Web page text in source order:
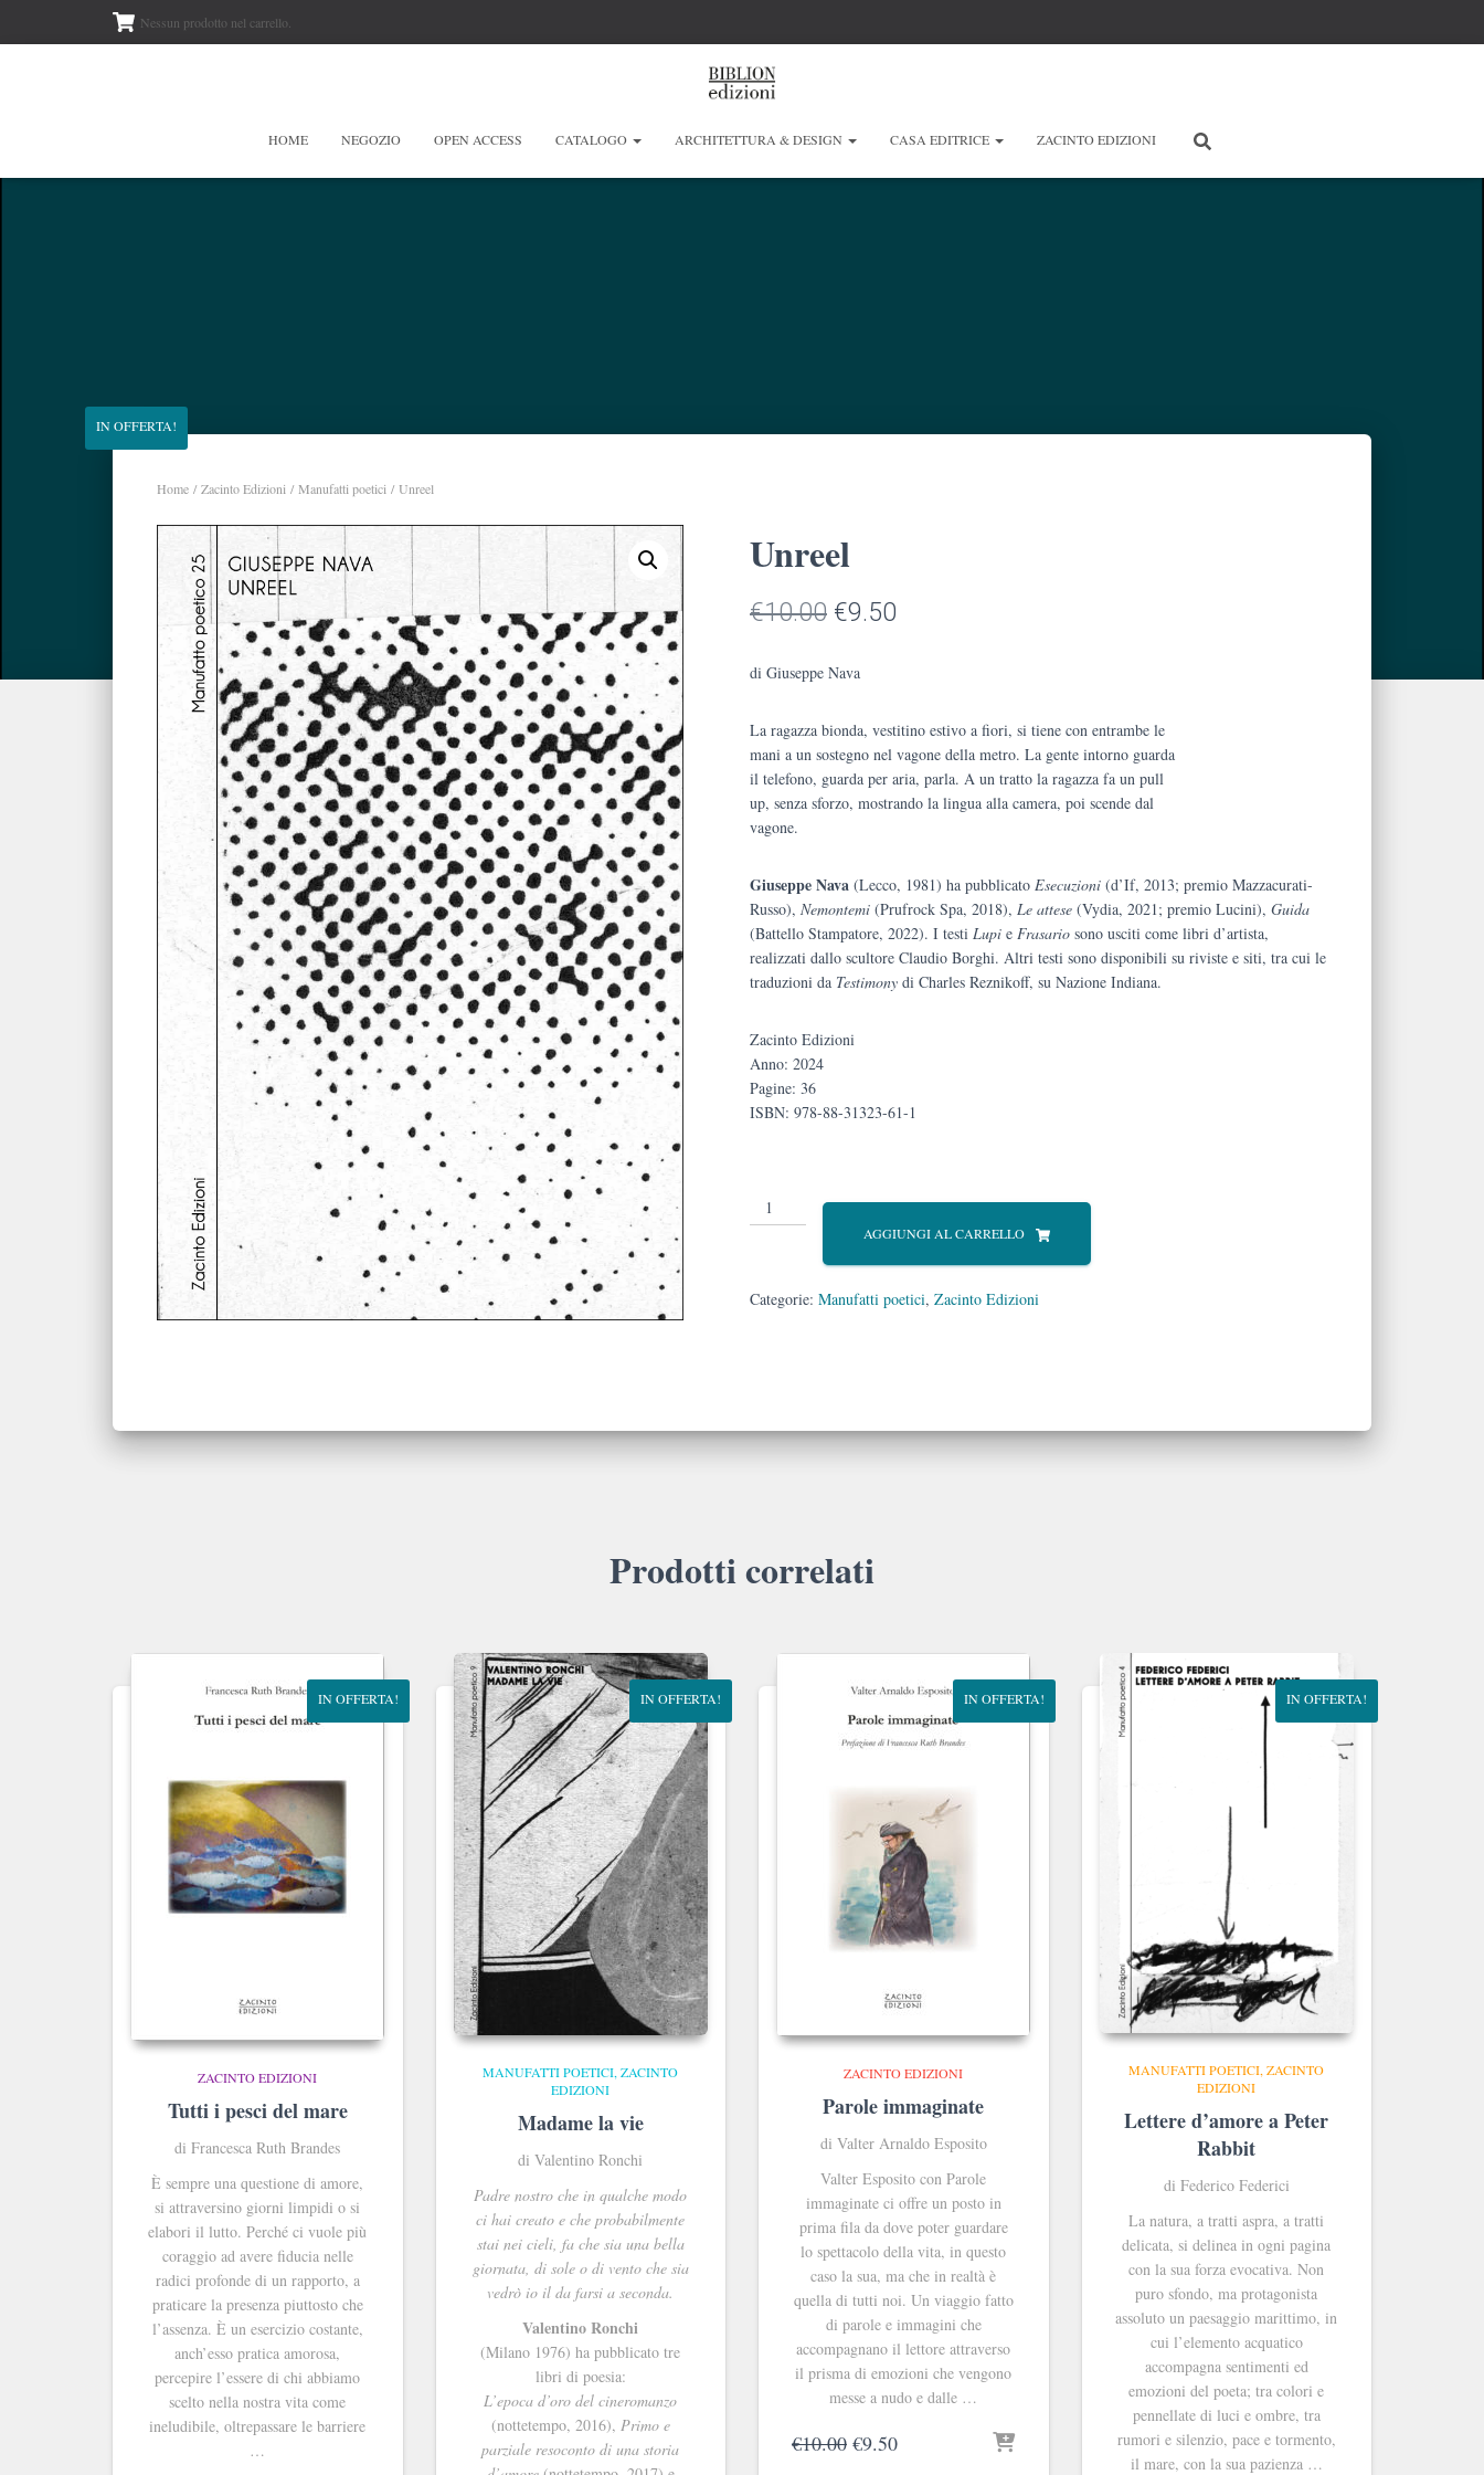
Nessun prodotto nel carrello.
HOME NEGOZIO OPEN ACCESS CATALOGO ARCHITETTURA & DESIGN CASA EDITRICE ZACINTO EDIZIONI
Home /Zacinto Edizioni /Manufatti poetici / Unreel
IN OFFERTA!
Unreel
€10.00 Il
era:
€10.00.
€9.50
è:
€9.50.
di Giuseppe Nava
La ragazza bionda, vestitino estivo a fiori, si tiene con entrambe le
mani a un sostegno nel vagone della metro. La gente intorno guarda
il telefono, guarda per aria, parla. A un tratto la ragazza fa un pull
up, senza sforzo, mostrando la lingua alla camera, poi scende dal
vagone.
Giuseppe Nava (Lecco, 1981) ha pubblicato Esecuzioni (d’If, 2013; premio Mazzacurati-
Russo), Nemontemi (Prufrock Spa, 2018), Le attese (Vydia, 2021; premio Lucini), Guida
(Battello Stampatore, 2022). I testi Lupi e Frasario sono usciti come libri d’artista,
realizzati dallo scultore Claudio Borghi. Altri testi sono disponibili su riviste e siti, tra cui le
traduzioni da Testimony di Charles Reznikoff, su Nazione Indiana.
Zacinto Edizioni
Anno: 2024
Pagine: 36
ISBN: 978-88-31323-61-1
Unreel
quantità
AGGIUNGI AL CARRELLO
Categorie: Manufatti poetici, Zacinto Edizioni
Prodotti correlati
IN OFFERTA!
ZACINTO EDIZIONI
Tutti i pesci del mare
di Francesca Ruth Brandes
È sempre una questione di amore,
si attraversino giorni limpidi o si
elabori il lutto. Perché ci vuole più
coraggio ad avere fiducia nelle
radici profonde di un rapporto, a
praticare la presenza piuttosto che
l’assenza. È un esercizio costante,
anch’esso pratica amorosa,
percepire l’essere di chi abbiamo
scelto nella nostra vita come
ineludibile, oltrepassare le barriere
…
IN OFFERTA!
MANUFATTI POETICI ZACINTO
EDIZIONI
Madame la vie
di Valentino Ronchi
Padre nostro che in qualche modo
ci hai creato e che probabilmente
stai nei cieli, fa che sia una bella
giornata, di sole o di vento che sia
vedrò io il da farsi a seconda.
Valentino Ronchi
(Milano 1976) ha pubblicato tre
libri di poesia:
L’epoca d’oro del cineromanzo
(nottetempo, 2016), Primo e
parziale resoconto di una storia
IN OFFERTA!
ZACINTO EDIZIONI
Parole immaginate
di Valter Arnaldo Esposito
Valter Esposito con Parole
immaginate ci offre un posto in
prima fila da dove poter guardare
lo spettacolo della vita, in questo
caso la sua, ma che in realtà è
quella di tutti noi. Un viaggio fatto
di parole e immagini che
accompagnano il lettore attraverso
il prisma di emozioni che vengono
messe a nudo e dalle …
€10.00 Il
€9.50Il
IN OFFERTA!
MANUFATTI POETICI ZACINTO
EDIZIONI
Lettere d’amore a Peter
Rabbit
di Federico Federici
La natura, a tratti aspra, a tratti
delicata, si delinea in ogni pagina
con la sua forza evocativa. Non
puro sfondo, ma protagonista
assoluto un paesaggio marittimo, in
cui l’elemento acquatico
accompagna sentimenti ed
emozioni del poeta; tra colori e
pennellate di luci e ombre, tra
rumori e silenzio, pace e tormento,
il mare, con la sua pazienza …